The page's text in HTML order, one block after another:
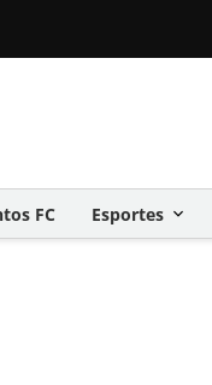
FC Esportes